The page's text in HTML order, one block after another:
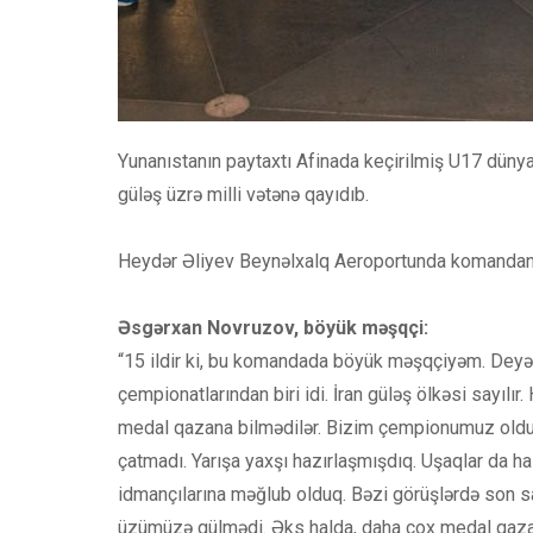
Yunanıstanın paytaxtı Afinada keçirilmiş U17
güləş üzrə milli vətənə qayıdıb.
Heydər Əliyev Beynəlxalq Aeroportunda
Əsgərxan Novruzov, böyük məşqçi:
“15 ildir ki, bu komandada böyük məşqçiyəm.
çempionatlarından biri idi. İran güləş ölkəsi sayılır.
medal qazana bilmədilər. Bizim çempionumuz
çatmadı. Yarışa yaxşı hazırlaşmışdıq. Uşaqlar
idmançılarına məğlub olduq. Bəzi görüşlərdə
üzümüzə gülmədi. Əks halda, daha çox medal